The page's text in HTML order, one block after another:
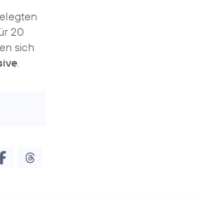
20
sich